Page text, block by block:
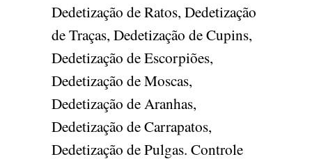
Dedetização de Ratos, Dedetização
de Traças, Dedetização de Cupins,
Dedetização de Escorpiões,
Dedetização de Moscas,
Dedetização de Aranhas,
Dedetização de Carrapatos,
Dedetização de Pulgas. Controle